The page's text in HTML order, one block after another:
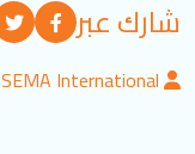
شارك عبر
SEMA International